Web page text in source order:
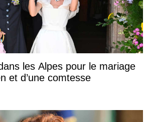
les Alpes pour le mariage
et d’une comtesse